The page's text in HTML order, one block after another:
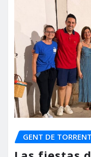
GENT DE TORRENT